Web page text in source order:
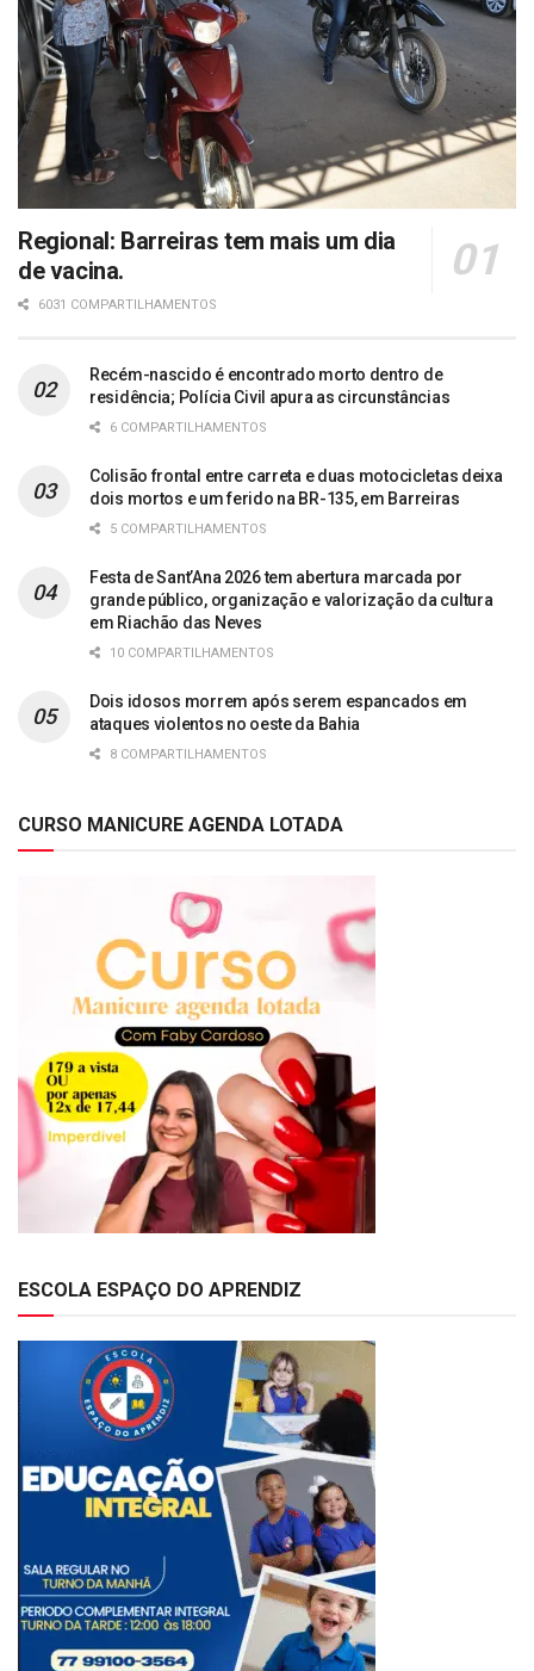
Regional: Barreiras tem mais um dia
de vacina.
6031 COMPARTILHAMENTOS
Recém-nascido é encontrado morto dentro de
residência; Polícia Civil apura as circunstâncias
6 COMPARTILHAMENTOS
Colisão frontal entre carreta e duas motocicletas deixa
dois mortos e um ferido na BR-135, em Barreiras
5 COMPARTILHAMENTOS
Festa de Sant’Ana 2026 tem abertura marcada por
grande público, organização e valorização da cultura
em Riachão das Neves
10 COMPARTILHAMENTOS
Dois idosos morrem após serem espancados em
ataques violentos no oeste da Bahia
8 COMPARTILHAMENTOS
CURSO MANICURE AGENDA LOTADA
ESCOLA ESPAÇO DO APRENDIZ